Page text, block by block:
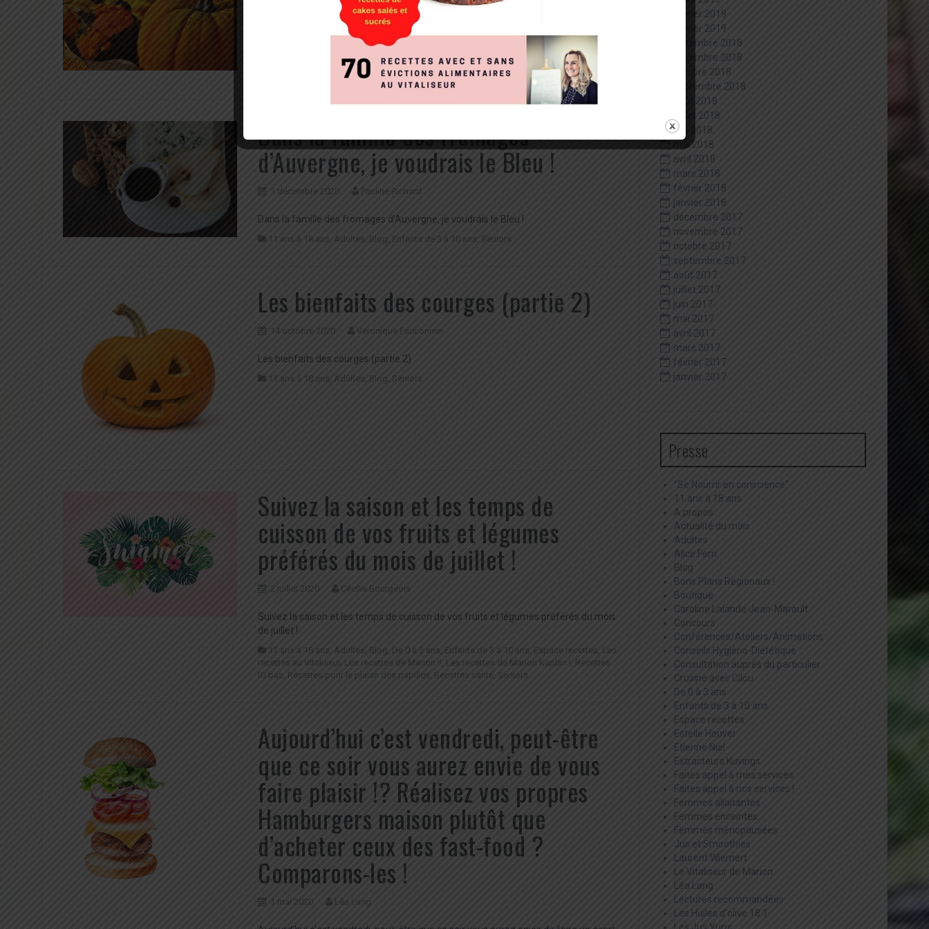
Veronique Fauconnier
Adultes, Blog, De 0 à 3 ans, Enfants de 3 à 10 ans ,Seniors
Dans la famille des fromages
d’Auvergne, je voudrais le Bleu !
1 décembre 2020 Pauline Richard
Dans la famille des fromages d’Auvergne, je voudrais le Bleu !
11 ans à 18 ans Adultes Blog Enfants de 3 à 10 ans Seniors
Les bienfaits des courges (partie 2)
14 octobre 2020 Veronique Fauconnier
Les bienfaits des courges (partie 2)
11 ans à 18 ans Adultes Blog Seniors
Suivez la saison et les temps de
cuisson de vos fruits et légumes
préférés du mois de juillet !
2 juillet 2020 Cécilia Bourgeois
Suivez la saison et les temps de cuisson de vos fruits et légumes préférés du mois
de juillet !
11 ans à 18 ans Adultes Blog De 0 à 3 ans Enfants de 3 à 10 ans Espace recettes
Les
recettes au Vitaliseur
Les recettes de Marion !! Les recettes de Marion Kaplan !
Recettes
IG bas Recettes pour le plaisir des papilles Recettes santé Seniors
Aujourd’hui c’est vendredi, peut-être
que ce soir vous aurez envie de vous
faire plaisir !? Réalisez vos propres
Hamburgers maison plutôt que
d’acheter ceux des fast-food ?
Comparons-les !
1 mai 2020 Léa Lang
février 2019
janvier 2019
décembre 2018
novembre 2018
octobre 2018
septembre 2018
août 2018
juillet 2018
juin 2018
mai 2018
avril 2018
mars 2018
février 2018
janvier 2018
décembre 2017
novembre 2017
octobre 2017
septembre 2017
août 2017
juillet 2017
juin 2017
mai 2017
avril 2017
mars 2017
février 2017
janvier 2017
Presse
"Se Nourrir en conscience"
11 ans à 18 ans
A propos
Actualité du mois
Adultes
Alice Ferri
Blog
Bons Plans Régionaux !
Boutique
Caroline Lalande Jean-Marault
Concours
Conférences/Ateliers/Animations
Conseils Hygièno-Diététique
Consultation auprès du particulier
Crusine avec Cilou
De 0 à 3 ans
Enfants de 3 à 10 ans
Espace recettes
Estelle Houver
Etienne Niel
Extracteurs Kuvings
Faites appel à mes services
Faites appel à nos services !
Femmes allaitantes
Femmes enceintes
Femmes ménopausées
Jus et Smoothies
Laurent Wiemert
Le Vitaliseur de Marion
Léa Lang
Lectures recommandées
Les Huiles d'olive 18:1